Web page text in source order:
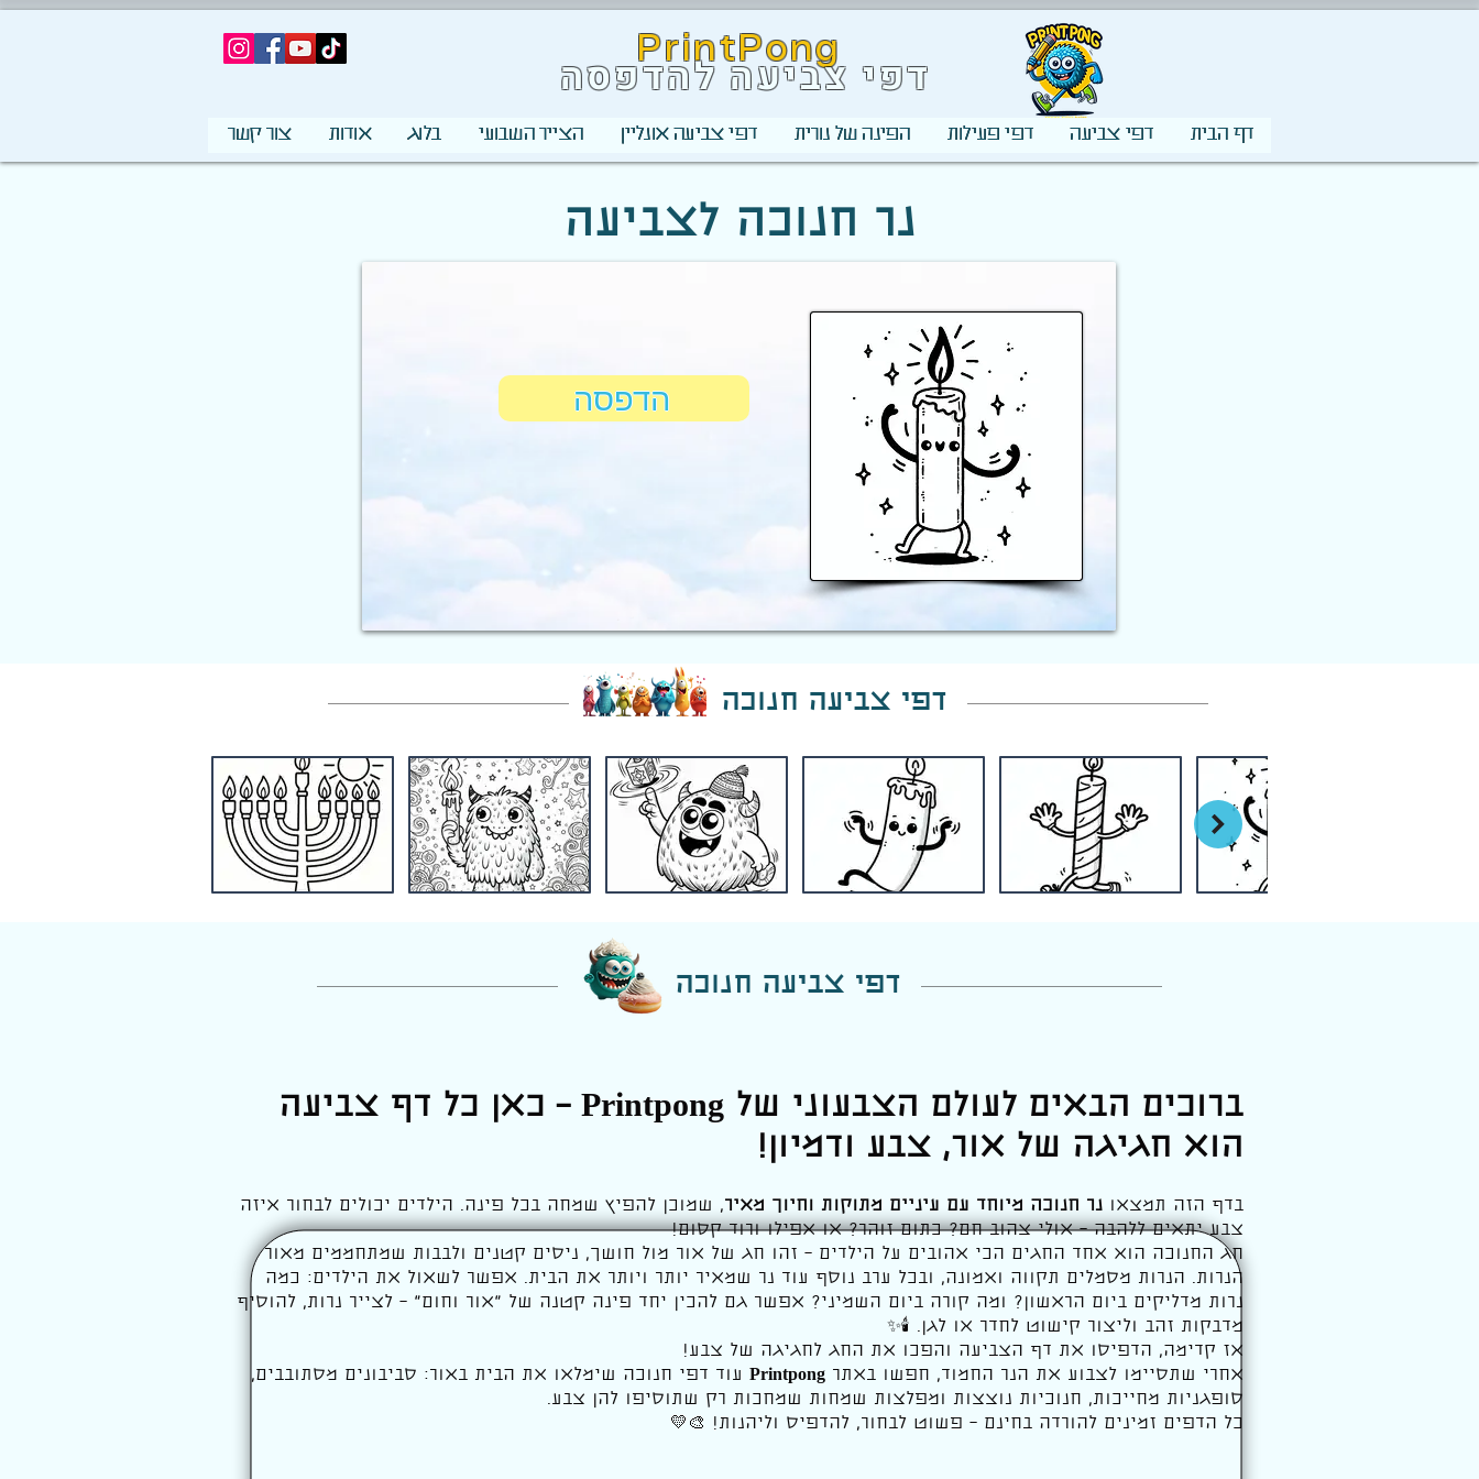
PrintPong
דפי צביעה להדפסה
דף הבית דפי צביעה דפי פעילות הפינה של נורית דפי צביעה אונליין הצייר השבועי בלוג אודות צור קשר
נר חנוכה לצביעה
הדפסה
ברוכים הבאים לעולם הצבעוני של Printpong – כאן כל דף צביעה
הוא חגיגה של אור, צבע ודמיון!
בדף הזה תמצאו נר חנוכה מיוחד עם עיניים מתוקות וחיוך מאיר, שמוכן להפיץ שמחה בכל פינה. הילדים יכולים לבחור איזה
צבע יתאים ללהבה – אולי צהוב חם? כתום זוהר? או אפילו ורוד קסום!
חג החנוכה הוא אחד החגים הכי אהובים על הילדים – זהו חג של אור מול חושך, ניסים קטנים ולבבות שמתחממים מאור
הנרות. הנרות מסמלים תקווה ואמונה, ובכל ערב נוסף עוד נר שמאיר יותר ויותר את הבית. אפשר לשאול את הילדים: כמה
נרות מדליקים ביום הראשון? ומה קורה ביום השמיני? אפשר גם להכין יחד פינה קטנה של “אור וחום” – לצייר נרות, להוסיף
מדבקות זהב וליצור קישוט לחדר או לגן. 🕯️✨
אז קדימה, הדפיסו את דף הצביעה והפכו את החג לחגיגה של צבע!
אחרי שתסיימו לצבוע את הנר החמוד, חפשו באתר Printpong עוד דפי חנוכה שימלאו את הבית באור: סביבונים מסתובבים,
סופגניות מחייכות, חנוכיות נוצצות ומפלצות שמחות שמחכות רק שתוסיפו להן צבע.
כל הדפים זמינים להורדה בחינם – פשוט לבחור, להדפיס וליהנות! 🎨💛